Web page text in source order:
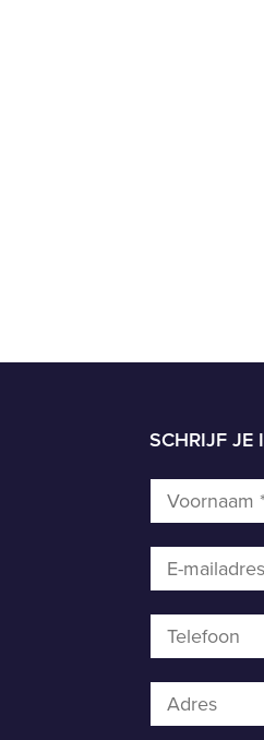
SCHRIJF JE